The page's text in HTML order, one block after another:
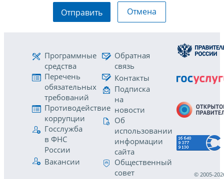
Отправить Отмена
Программные
средства
Перечень
обязательных
требований
Противодействие
коррупции
Госслужба
в ФНС
России
Вакансии
Обратная
связь
Контакты
Подписка
на
новости
Об
использовании
информации
сайта
Общественный
совет
© 2005-